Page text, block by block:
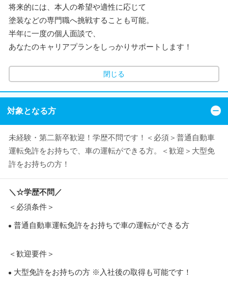
将来的には、本人の希望や適性に応じて
塗装などの専門職へ挑戦することも可能。
半年に一度の個人面談で、
あなたのキャリアプランをしっかりサポートします！
閉じる
対象となる方
未経験・第二新卒歓迎！学歴不問です！＜必須＞普通自動車
運転免許をお持ちで、車の運転ができる方。＜歓迎＞大型免
許をお持ちの方！
＼☆学歴不問／
＜必須条件＞
普通自動車運転免許をお持ちで車の運転ができる方
＜歓迎要件＞
大型免許をお持ちの方 ※入社後の取得も可能です！